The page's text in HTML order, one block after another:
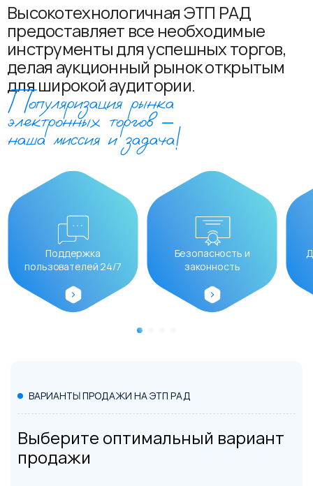
Высокотехнологичная ЭТП РАД
предоставляет все необходимые
инструменты для успешных торгов,
делая аукционный рынок открытым
для широкой аудитории.
Популяризация рынка
электронных торгов –
наша миссия и задача!
Поддержка
пользователей 24/7
Безопасность и
законность
ВАРИАНТЫ ПРОДАЖИ НА ЭТП РАД
Выберите оптимальный вариант
продажи